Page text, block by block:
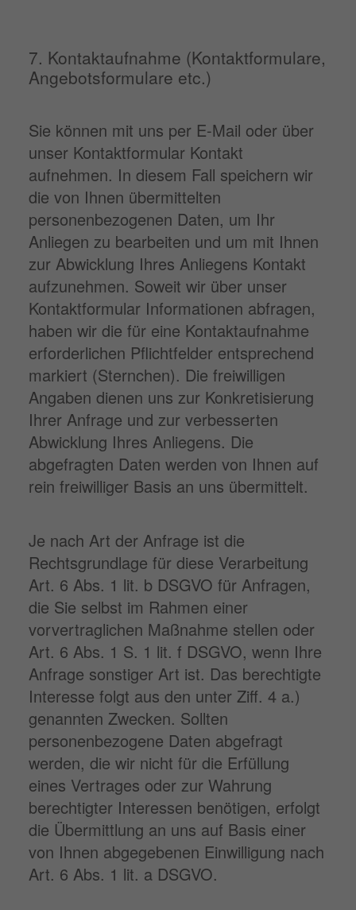
7. Kontaktaufnahme (Kontaktformulare,
Angebotsformulare etc.)
Sie können mit uns per E-Mail oder über
unser Kontaktformular Kontakt
aufnehmen. In diesem Fall speichern wir
die von Ihnen übermittelten
personenbezogenen Daten, um Ihr
Anliegen zu bearbeiten und um mit Ihnen
zur Abwicklung Ihres Anliegens Kontakt
aufzunehmen. Soweit wir über unser
Kontaktformular Informationen abfragen,
haben wir die für eine Kontaktaufnahme
erforderlichen Pflichtfelder entsprechend
markiert (Sternchen). Die freiwilligen
Angaben dienen uns zur Konkretisierung
Ihrer Anfrage und zur verbesserten
Abwicklung Ihres Anliegens. Die
abgefragten Daten werden von Ihnen auf
rein freiwilliger Basis an uns übermittelt.
Je nach Art der Anfrage ist die
Rechtsgrundlage für diese Verarbeitung
Art. 6 Abs. 1 lit. b DSGVO für Anfragen,
die Sie selbst im Rahmen einer
vorvertraglichen Maßnahme stellen oder
Art. 6 Abs. 1 S. 1 lit. f DSGVO, wenn Ihre
Anfrage sonstiger Art ist. Das berechtigte
Interesse folgt aus den unter Ziff. 4 a.)
genannten Zwecken. Sollten
personenbezogene Daten abgefragt
werden, die wir nicht für die Erfüllung
eines Vertrages oder zur Wahrung
berechtigter Interessen benötigen, erfolgt
die Übermittlung an uns auf Basis einer
von Ihnen abgegebenen Einwilligung nach
Art. 6 Abs. 1 lit. a DSGVO.